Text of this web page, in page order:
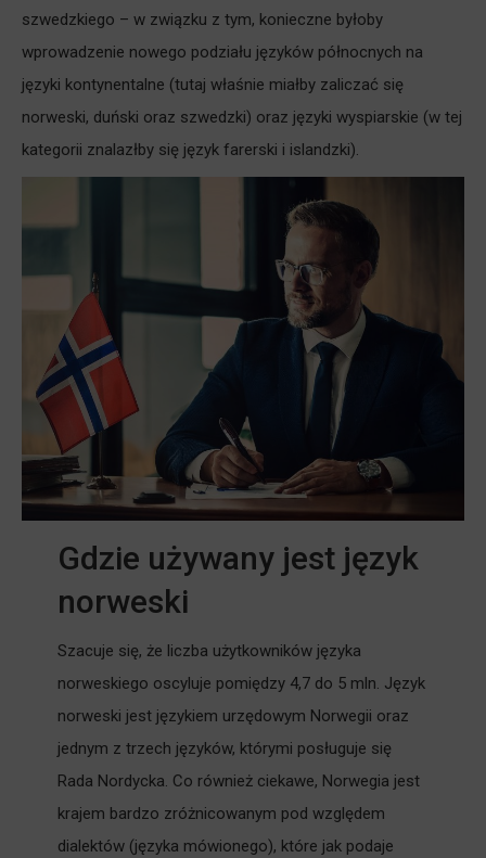
szwedzkiego – w związku z tym, konieczne byłoby
wprowadzenie nowego podziału języków północnych na
języki kontynentalne (tutaj właśnie miałby zaliczać się
norweski, duński oraz szwedzki) oraz języki wyspiarskie (w tej
kategorii znalazłby się język farerski i islandzki).
Gdzie używany jest język
norweski
Szacuje się, że liczba użytkowników języka
norweskiego oscyluje pomiędzy 4,7 do 5 mln. Język
norweski jest językiem urzędowym Norwegii oraz
jednym z trzech języków, którymi posługuje się
Rada Nordycka. Co również ciekawe, Norwegia jest
krajem bardzo zróżnicowanym pod względem
dialektów (języka mówionego), które jak podaje